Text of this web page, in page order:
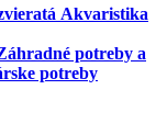
Akvaristika
potreby a
potreby